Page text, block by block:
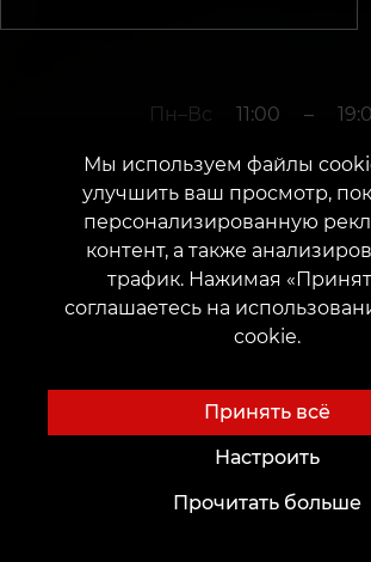
г. Лиепая
Zivju iela 10/12
Дата открытия: 13 марта
Пн–Вс 11:00 –
+37163656849
Мы используем файлы
улучшить ваш просмотр,
персонализированную
контент, а также
трафик. Нажимая
соглашаетесь на
cookie.
Принять всё
Настроить
Прочитать больше